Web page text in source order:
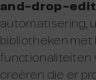
and-drop-
automatisering,
bibliotheken
functionaliteiten
creëren die er